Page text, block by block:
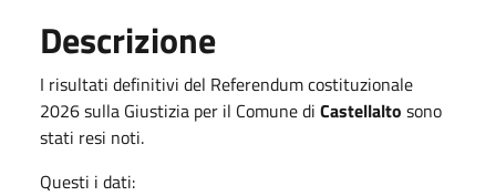
Descrizione
I risultati definitivi del Referendum costituzionale
2026 sulla Giustizia per il Comune di Castellalto sono
stati resi noti.
Questi i dati: